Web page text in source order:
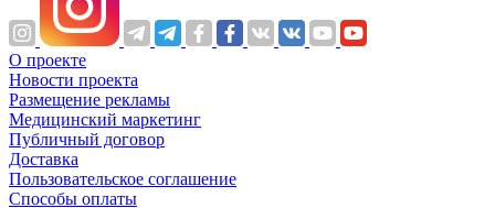
О проекте
Новости проекта
Размещение рекламы
Медицинский маркетинг
Публичный договор
Доставка
Пользовательское соглашение
Способы оплаты